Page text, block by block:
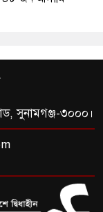
সুনামগঞ্জ-৩০০০।